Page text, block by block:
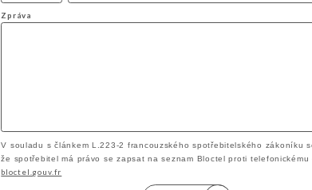
Zpráva
V souladu s článkem L.223-2 francouzského spotřebitelského zákoníku
že spotřebitel má právo se zapsat na seznam Bloctel proti telefonickému
bloctel.gouv.fr